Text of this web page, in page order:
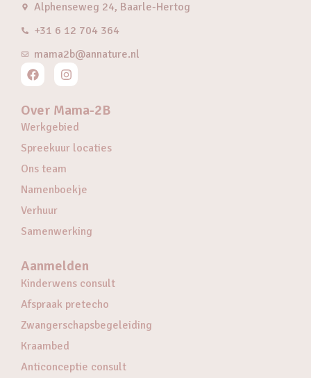
Alphenseweg 24, Baarle-Hertog
+31 6 12 704 364
mama2b@annature.nl
Over Mama-2B
Werkgebied
Spreekuur locaties
Ons team
Namenboekje
Verhuur
Samenwerking
Aanmelden
Kinderwens consult
Afspraak pretecho
Zwangerschapsbegeleiding
Kraambed
Anticonceptie consult